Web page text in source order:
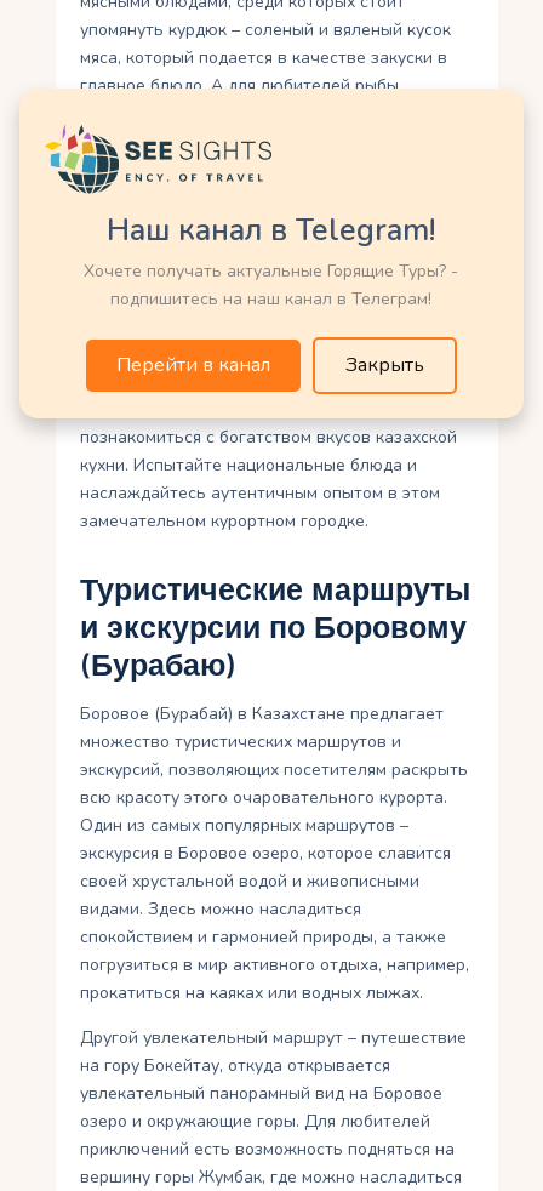
упомянуть курдюк – соленый и вяленый кусок
мяса, который подается в качестве закуски в
главное блюдо. А для любителей рыбы
жареная или запеченная рыба, обладающая
неповторимым вкусом.
В Боровом (Бурабае) также можно найти
рестораны, где подают блюда с национальной
казахской кухней, а также с другими кухнями
мира. Здесь вам будут доступны как
основе традиционных рецептов. Таким образом,
Боровое (Бурабай) предлагает не только
познакомиться с богатством вкусов казахской
кухни. Испытайте национальные блюда и
наслаждайтесь аутентичным опытом в этом
замечательном курортном городке.
Туристические маршруты
и экскурсии по Боровому
(Бурабаю)
Боровое (Бурабай) в Казахстане предлагает
множество туристических маршрутов и
экскурсий, позволяющих посетителям раскрыть
всю красоту этого очаровательного курорта.
Один из самых популярных маршрутов –
экскурсия в Боровое озеро, которое славится
своей хрустальной водой и живописными
видами. Здесь можно насладиться
спокойствием и гармонией природы, а также
погрузиться в мир активного отдыха, например,
прокатиться на каяках или водных лыжах.
Другой увлекательный маршрут – путешествие
на гору Бокейтау, откуда открывается
увлекательный панорамный вид на Боровое
озеро и окружающие горы. Для любителей
приключений есть возможность подняться на
вершину горы Жумбак, где можно насладиться
Наш канал в Telegram!
Хочете получать актуальные Горящие Туры? -
подпишитесь на наш канал в Телеграм!
Перейти в канал Закрыть